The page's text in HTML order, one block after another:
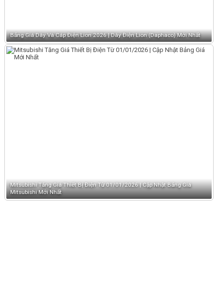
Bảng Giá Dây Và Cáp Điện Lion 2026 | Dây Điện Lion (Daphaco) Mới Nhất
Mitsubishi Tăng Giá Thiết Bị Điện Từ 01/01/2026 | Cập Nhật Bảng Giá
Mitsubishi Mới Nhất